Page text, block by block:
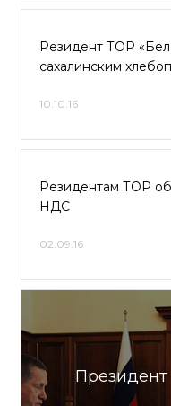
Резидент ТОР
сахалинским
10.10.16
Резидентам ТОР
НДС
02.09.16